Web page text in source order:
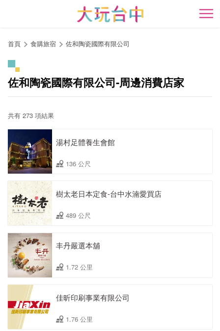
開
首頁 食購旅宿 佐和陶瓷國際有限公司
佐和陶瓷國際有限公司-周邊消費店家
共有 273 項結果
湯村足體養生會館
136 公尺
樹太老日本定食-台中水湳愛買店
489 公尺
丰丹嚴選本舖
1.72 公里
佳昕印刷事業有限公司
1.76 公里